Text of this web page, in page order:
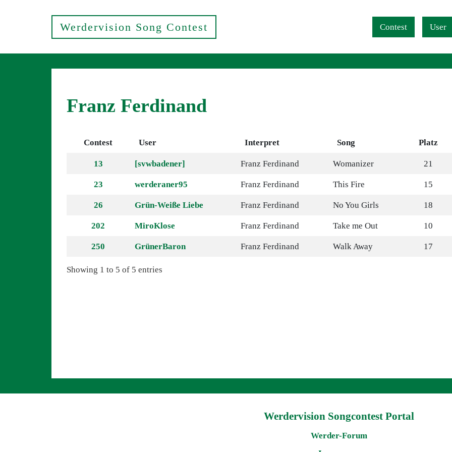
Werdervision Song Contest
Contest
User
Franz Ferdinand
Contest User Interpret Song Platz
13 [svwbadener] Franz Ferdinand Womanizer 21
23 werderaner95 Franz Ferdinand This Fire 15
26 Grün-Weiße Liebe Franz Ferdinand No You Girls 18
202 MiroKlose Franz Ferdinand Take me Out 10
250 GrünerBaron Franz Ferdinand Walk Away 17
Showing 1 to 5 of 5 entries
Werdervision Songcontest Portal
Werder-Forum